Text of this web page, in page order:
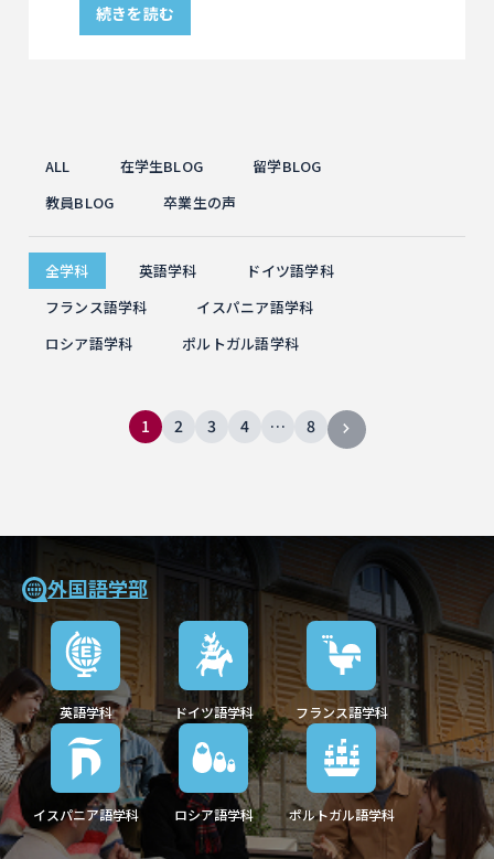
続きを読む
ALL 在学生BLOG
留学BLOG
教員BLOG
卒業生の声
全学科 英語学科
ドイツ語学科
フランス語学科
イスパニア語学科
ロシア語学科
ポルトガル語学科
1 2 3 4 … 8
外国語学部
英語学科 ドイツ語学科 フランス語学科
イスパニア語学科 ロシア語学科 ポルトガル語学科